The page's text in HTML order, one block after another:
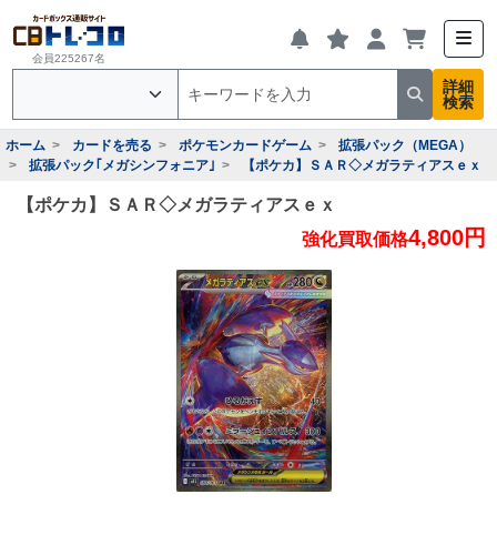
会員225267名
詳細
検索
ホーム カードを売る ポケモンカードゲーム
拡張パック（MEGA）
拡張パック｢メガシンフォニア｣
【ポケカ】ＳＡＲ◇メガラティアスｅｘ
【ポケカ】ＳＡＲ◇メガラティアスｅｘ
強化買取価格4,800円